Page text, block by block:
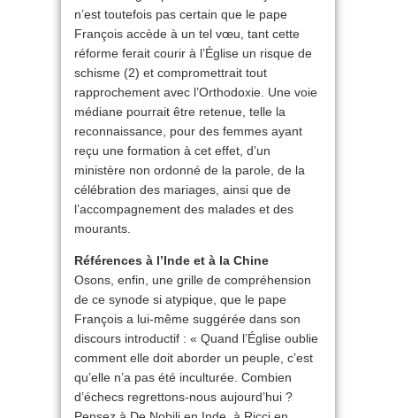
n’est toutefois pas certain que le pape
François accède à un tel vœu, tant cette
réforme ferait courir à l’Église un risque de
schisme (2) et compromettrait tout
rapprochement avec l’Orthodoxie. Une voie
médiane pourrait être retenue, telle la
reconnaissance, pour des femmes ayant
reçu une formation à cet effet, d’un
ministère non ordonné de la parole, de la
célébration des mariages, ainsi que de
l’accompagnement des malades et des
mourants.
Références à l’Inde et à la Chine
Osons, enfin, une grille de compréhension
de ce synode si atypique, que le pape
François a lui-même suggérée dans son
discours introductif : « Quand l’Église oublie
comment elle doit aborder un peuple, c’est
qu’elle n’a pas été inculturée. Combien
d’échecs regrettons-nous aujourd’hui ?